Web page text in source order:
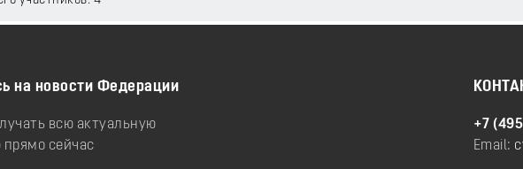
на новости Федерации
всю актуальную
сейчас
+7
Email: